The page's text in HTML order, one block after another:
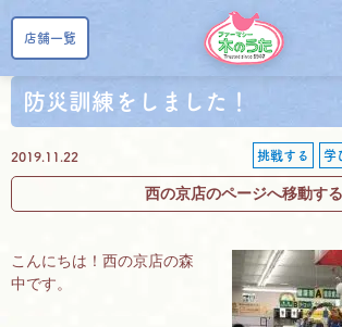
店舗一覧
防災訓練をしました！
2019.11.22 挑戦する 学
西の京店のページへ移動する
こんにちは！西の京店の森
中です。